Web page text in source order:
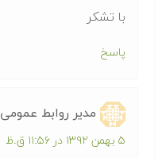
با تشکر
پاسخ
مدیر روابط عمومی
۵ بهمن ۱۳۹۲ در ۱۱:۵۶ ق.ظ